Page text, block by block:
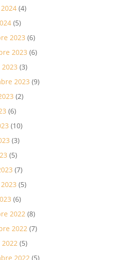
(4)
(5)
2023 (6)
2023 (6)
(3)
2023 (9)
(2)
(6)
(10)
(3)
(5)
(7)
(5)
(6)
2022 (8)
2022 (7)
(5)
2022 (5)